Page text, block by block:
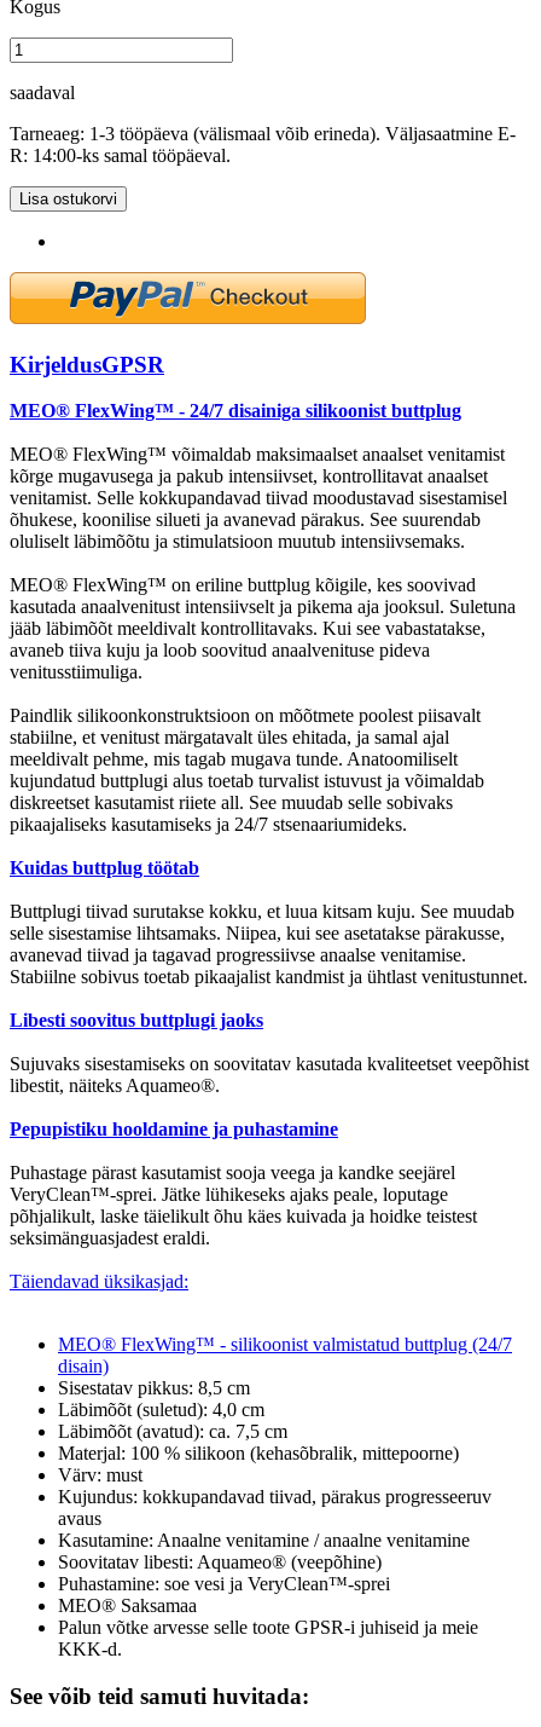
Kogus
saadaval
Tarneaeg: 1-3 tööpäeva (välismaal võib erineda). Väljasaatmine E-
R: 14:00-ks samal tööpäeval.
Lisa ostukorvi
KirjeldusGPSR
MEO® FlexWing™ - 24/7 disainiga silikoonist buttplug
MEO® FlexWing™ võimaldab maksimaalset anaalset venitamist
kõrge mugavusega ja pakub intensiivset, kontrollitavat anaalset
venitamist. Selle kokkupandavad tiivad moodustavad sisestamisel
õhukese, koonilise silueti ja avanevad pärakus. See suurendab
oluliselt läbimõõtu ja stimulatsioon muutub intensiivsemaks.
MEO® FlexWing™ on eriline buttplug kõigile, kes soovivad
kasutada anaalvenitust intensiivselt ja pikema aja jooksul. Suletuna
jääb läbimõõt meeldivalt kontrollitavaks. Kui see vabastatakse,
avaneb tiiva kuju ja loob soovitud anaalvenituse pideva
venitusstiimuliga.
Paindlik silikoonkonstruktsioon on mõõtmete poolest piisavalt
stabiilne, et venitust märgatavalt üles ehitada, ja samal ajal
meeldivalt pehme, mis tagab mugava tunde. Anatoomiliselt
kujundatud buttplugi alus toetab turvalist istuvust ja võimaldab
diskreetset kasutamist riiete all. See muudab selle sobivaks
pikaajaliseks kasutamiseks ja 24/7 stsenaariumideks.
Kuidas buttplug töötab
Buttplugi tiivad surutakse kokku, et luua kitsam kuju. See muudab
selle sisestamise lihtsamaks. Niipea, kui see asetatakse pärakusse,
avanevad tiivad ja tagavad progressiivse anaalse venitamise.
Stabiilne sobivus toetab pikaajalist kandmist ja ühtlast venitustunnet.
Libesti soovitus buttplugi jaoks
Sujuvaks sisestamiseks on soovitatav kasutada kvaliteetset veepõhist
libestit, näiteks Aquameo®.
Pepupistiku hooldamine ja puhastamine
Puhastage pärast kasutamist sooja veega ja kandke seejärel
VeryClean™-sprei. Jätke lühikeseks ajaks peale, loputage
põhjalikult, laske täielikult õhu käes kuivada ja hoidke teistest
seksimänguasjadest eraldi.
Täiendavad üksikasjad:
MEO® FlexWing™ - silikoonist valmistatud buttplug (24/7
disain)
Sisestatav pikkus: 8,5 cm
Läbimõõt (suletud): 4,0 cm
Läbimõõt (avatud): ca. 7,5 cm
Materjal: 100 % silikoon (kehasõbralik, mittepoorne)
Värv: must
Kujundus: kokkupandavad tiivad, pärakus progresseeruv
avaus
Kasutamine: Anaalne venitamine / anaalne venitamine
Soovitatav libesti: Aquameo® (veepõhine)
Puhastamine: soe vesi ja VeryClean™-sprei
MEO® Saksamaa
Palun võtke arvesse selle toote GPSR-i juhiseid ja meie
KKK-d.
See võib teid samuti huvitada: